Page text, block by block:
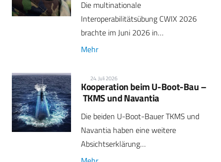
Die multinationale
Interoperabilitätsübung CWIX 2026
brachte im Juni 2026 in…
Mehr
24. Juli 2026
Kooperation beim U-Boot-Bau –
TKMS und Navantia
Die beiden U-Boot-Bauer TKMS und
Navantia haben eine weitere
Absichtserklärung…